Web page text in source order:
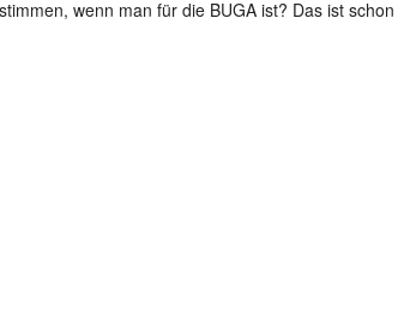
wenn man für die BUGA ist? Das ist schon